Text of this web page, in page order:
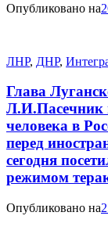
Опубликовано на
ЛНР, ДНР,
Глава
Л.И.Пасечник
человека в
перед
сегодня
режимом
Опубликовано на